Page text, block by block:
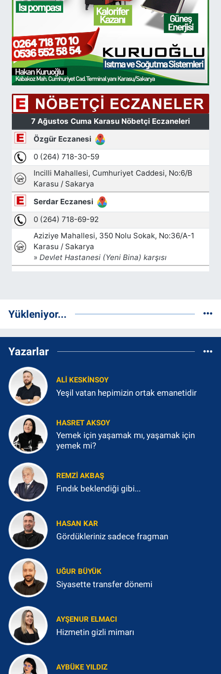
Yükleniyor...
Yazarlar
ALI KESKINSOY
Yeşil vatan hepimizin ortak emanetidir
HASRET AKSOY
Yemek için yaşamak mı, yaşamak için
yemek mi?
REMZI AKBAŞ
Fındık beklendiği gibi...
HASAN KAR
Gördükleriniz sadece fragman
UĞUR BÜYÜK
Siyasette transfer dönemi
AYŞENUR ELMACI
Hizmetin gizli mimarı
AYBÜKE YILDIZ